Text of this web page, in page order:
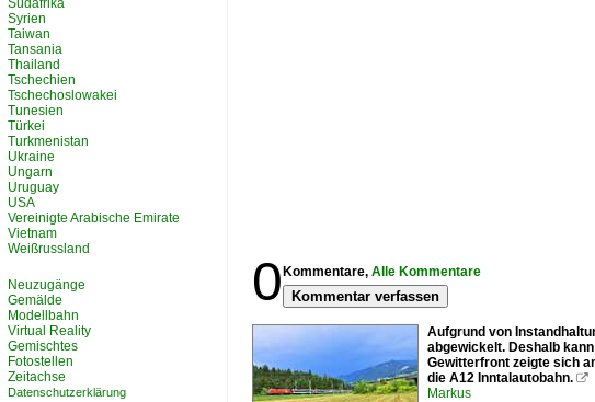
0 Kommentare, Alle Kommentare
Kommentar verfassen
Aufgrund von
abgewickelt. Deshalb
Gewitterfront zeigte sich
die A12 Inntalautobahn. 
Markus
Südafrika
Syrien
Taiwan
Tansania
Thailand
Tschechien
Tschechoslowakei
Tunesien
Türkei
Turkmenistan
Ukraine
Ungarn
Uruguay
USA
Vereinigte Arabische Emirate
Vietnam
Weißrussland
Neuzugänge
Gemälde
Modellbahn
Virtual Reality
Gemischtes
Fotostellen
Zeitachse
Datenschutzerklärung